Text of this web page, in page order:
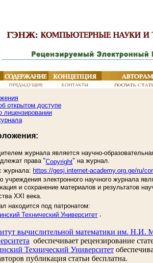
открытом доступе
лицензировании
журнала является научно-
права "Copyright" на журнал.
журнала: https://gesj.internet-academy.org.ge/ru/
учреждения электронного научного журнала
и сохранение материалов и результатов
XXI века.
находится под патронатом:
Технический Университет ,
вычислительной математики им. Н.И.
обеспечивает рецензирование
Технический Университет
публикация статьи бесплатна.